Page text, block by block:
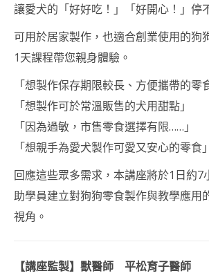
造型棉花糖講師證書
狗狗派對美食講師證
書課程 (DOGGY
INSTRUCTOR
COURSE)
貓貓造型甜點講師證
書課程(KITTY DECO
SWEETS
INSTRUCTOR
COURSE)
書課程 (DOGGY
COURSE)
讓愛犬的「好好吃！」「好開心！」停
可用於居家製作，也適合創業使用的狗
1天課程帶您親身體驗。
「想製作保存期限較長、方便攜帶的零
「想製作可於常溫販售的犬用甜點」
「因為過敏，市售零食選擇有限……」
「想親手為愛犬製作可愛又安心的零食」
回應這些眾多需求，本講座將於1日約7
助學員建立對狗狗零食製作與教學應用
視角。
【講座監製】獸醫師 平松育子醫師